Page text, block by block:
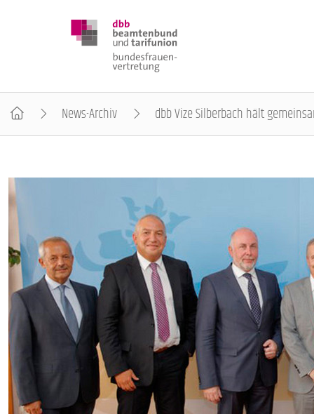
BUNDESTAGSWAHL 2025
POSITIONEN
SCHWERPUNKTTHEMEN
PUBLIKATIONEN
TERMINE & VERANSTALTUNGEN
News-Archiv dbb Vize Silberbach hält